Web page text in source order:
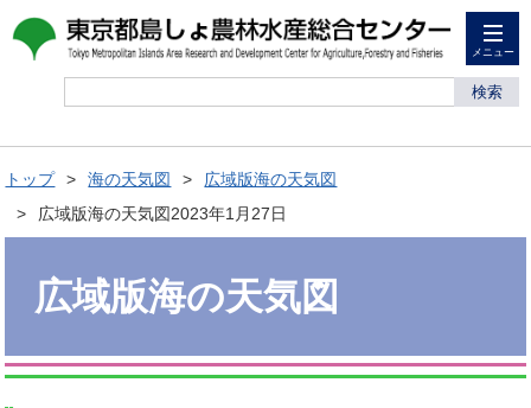
メニュー
検索
トップ 海の天気図
広域版海の天気図
広域版海の天気図2023年1月27日
広域版海の天気図